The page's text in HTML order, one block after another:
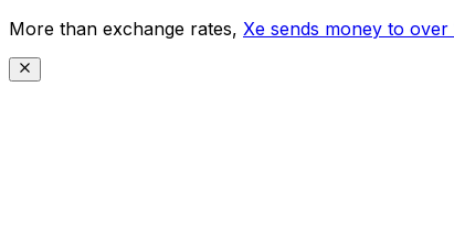
More than exchange rates, Xe sends money to